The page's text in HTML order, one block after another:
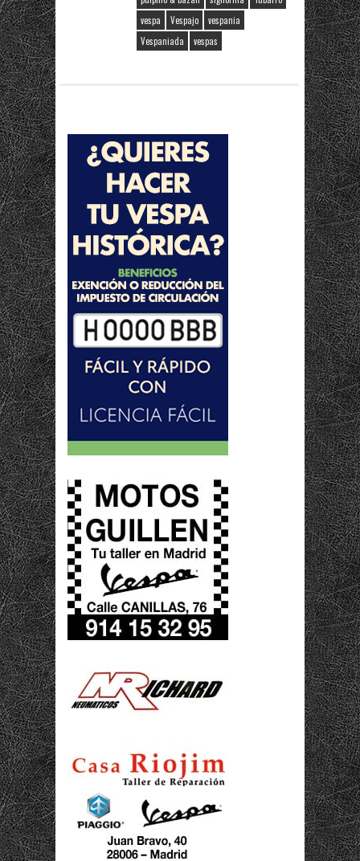
vespa
Vespajo
vespania
Vespaniada
vespas